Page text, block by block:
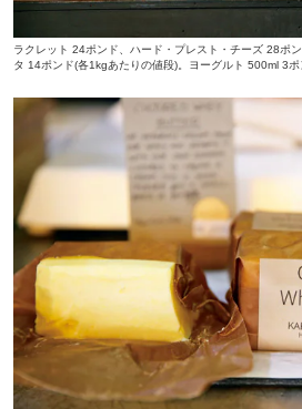
ラクレット 24ポンド、ハード・プレスト・チーズ 28ポ
タ 14ポンド(各1kgあたりの値段)。ヨーグルト 500ml 3ポ